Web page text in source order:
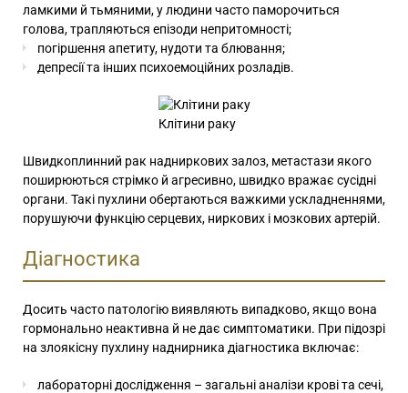
ламкими й тьмяними, у людини часто паморочиться
голова, трапляються епізоди непритомності;
погіршення апетиту, нудоти та блювання;
депресії та інших психоемоційних розладів.
Клітини раку
Швидкоплинний рак надниркових залоз, метастази якого
поширюються стрімко й агресивно, швидко вражає сусідні
органи. Такі пухлини обертаються важкими ускладненнями,
порушуючи функцію серцевих, ниркових і мозкових артерій.
Діагностика
Досить часто патологію виявляють випадково, якщо вона
гормонально неактивна й не дає симптоматики. При підозрі
на злоякісну пухлину наднирника діагностика включає:
лабораторні дослідження – загальні аналізи крові та сечі,